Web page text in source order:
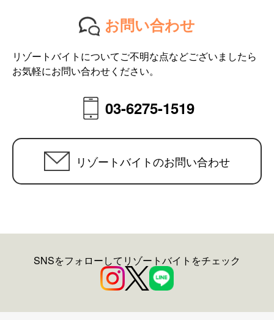
お問い合わせ
リゾートバイトについてご不明な点などございましたら
お気軽にお問い合わせください。
03-6275-1519
リゾートバイトのお問い合わせ
SNSをフォローしてリゾートバイトをチェック